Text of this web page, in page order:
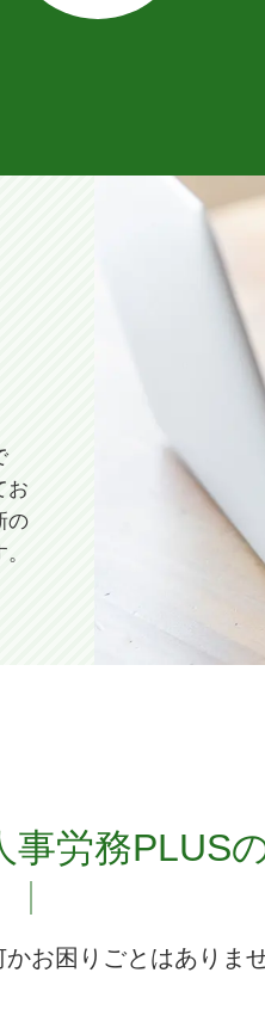
お
の
事労務PLUS
かお困りごとはありま